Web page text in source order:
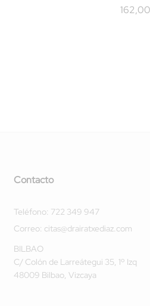
162,00
Contacto
Teléfono: 722 349 947
Correo: citas@drairatxediaz.com
BILBAO
C/ Colón de Larreátegui 35, 1º Izq
48009 Bilbao, Vizcaya